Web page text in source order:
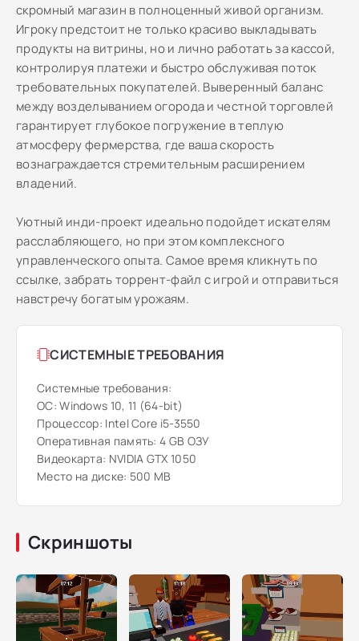
скромный магазин в полноценный живой организм.
Игроку предстоит не только красиво выкладывать
продукты на витрины, но и лично работать за кассой,
контролируя платежи и быстро обслуживая поток
требовательных покупателей. Выверенный баланс
между возделыванием огорода и честной торговлей
гарантирует глубокое погружение в теплую
атмосферу фермерства, где ваша скорость
вознаграждается стремительным расширением
владений.
Уютный инди-проект идеально подойдет искателям
расслабляющего, но при этом комплексного
управленческого опыта. Самое время кликнуть по
ссылке, забрать торрент-файл с игрой и отправиться
навстречу богатым урожаям.
СИСТЕМНЫЕ ТРЕБОВАНИЯ
Системные требования:
ОС: Windows 10, 11 (64-bit)
Процессор: Intel Core i5-3550
Оперативная память: 4 GB ОЗУ
Видеокарта: NVIDIA GTX 1050
Место на диске: 500 MB
Скриншоты